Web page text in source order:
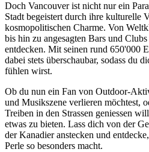
Doch Vancouver ist nicht nur ein
Stadt begeistert durch ihre kulturelle
kosmopolitischen Charme. Von
bis hin zu angesagten Bars und
entdecken. Mit seinen rund 650'000
dabei stets überschaubar, sodass du
fühlen wirst.
Ob du nun ein Fan von Outdoor-
und Musikszene verlieren möchtest,
Treiben in den Strassen geniessen
etwas zu bieten. Lass dich von der
der Kanadier anstecken und
Perle so besonders macht.